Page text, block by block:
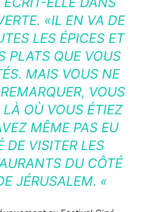
«IL EN VA DE
LES ÉPICES ET
PLATS QUE VOUS
MAIS VOUS NE
VOUS
LÀ OÙ VOUS ÉTIEZ
MÊME PAS EU
DE VISITER LES
DU CÔTÉ
JÉRUSALEM. «